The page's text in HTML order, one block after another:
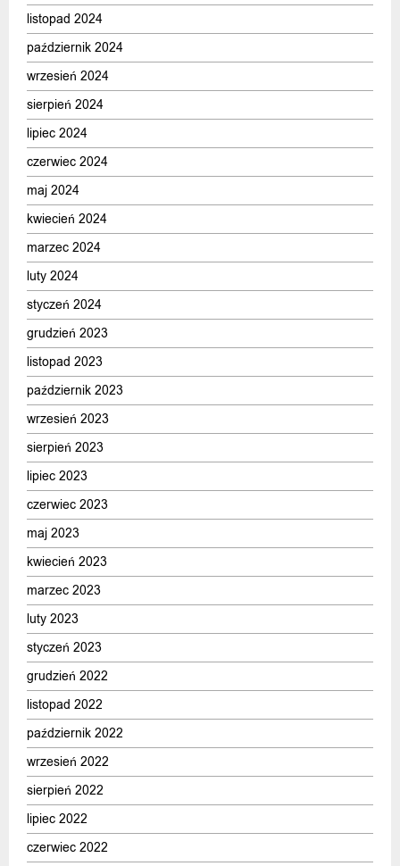
listopad 2024
październik 2024
wrzesień 2024
sierpień 2024
lipiec 2024
czerwiec 2024
maj 2024
kwiecień 2024
marzec 2024
luty 2024
styczeń 2024
grudzień 2023
listopad 2023
październik 2023
wrzesień 2023
sierpień 2023
lipiec 2023
czerwiec 2023
maj 2023
kwiecień 2023
marzec 2023
luty 2023
styczeń 2023
grudzień 2022
listopad 2022
październik 2022
wrzesień 2022
sierpień 2022
lipiec 2022
czerwiec 2022